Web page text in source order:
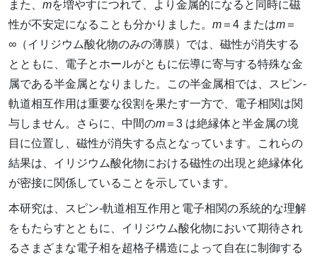
また、 mを増やすにつれて、より金属的になると同時に磁
性が不安定になることも分かりました。 m ＝4 またはm ＝
∞（イリジウム酸化物のみの薄膜）では、磁性が消失する
とともに、電子とホールがともに伝導に寄与する特殊な金
属である半金属となりました。この半金属相では、スピン‐
軌道相互作用は重要な役割を果たす一方で、電子相関は関
与しません。さらに、中間のm ＝3 は絶縁体と半金属の境
目に位置し、磁性が消失する点となっています。これらの
結果は、イリジウム酸化物における磁性の出現と絶縁体化
が密接に関係していることを示しています。
本研究は、スピン‐軌道相互作用と電子相関の系統的な理解
をもたらすとともに、イリジウム酸化物において期待され
るさまざまな電子相を超格子構造によって自在に制御する